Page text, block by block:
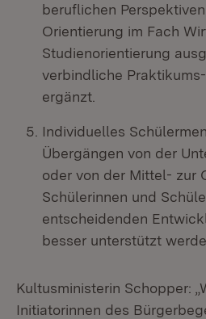
beruflichen
Orientierung im Fach
Studienorientierung
verbindliche
ergänzt.
Individuelles
Übergängen von der
oder von der Mittel- zur
Schülerinnen und
entscheidenden
besser unterstützt
Kultusministerin Schopper:
Initiatorinnen des